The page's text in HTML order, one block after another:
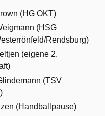
(HG OKT)
(HSG
Rendsburg)
(eigene 2.
(TSV
(Handballpause)